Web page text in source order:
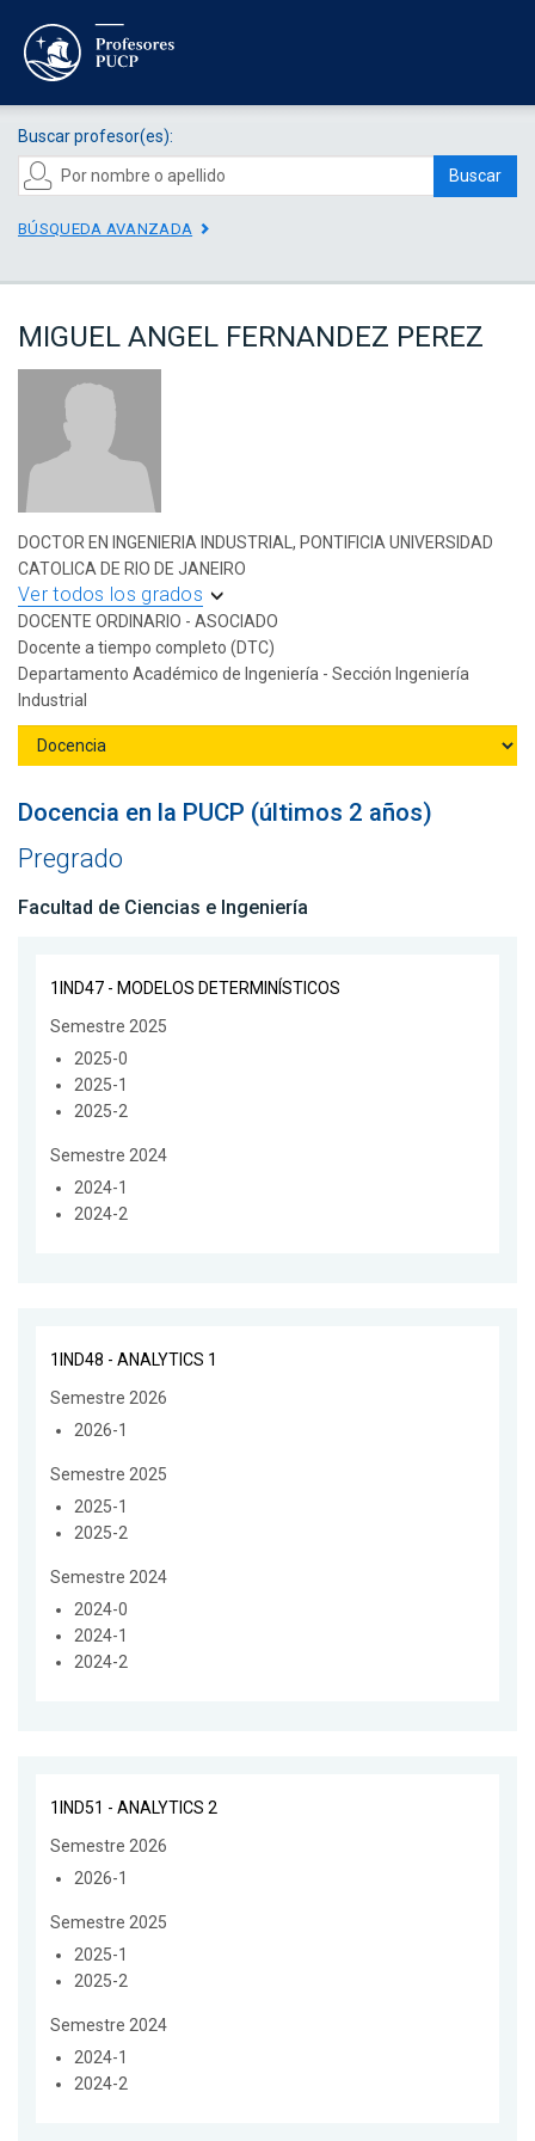
Buscar profesor(es):
Buscar
BÚSQUEDA AVANZADA
MIGUEL ANGEL FERNANDEZ PEREZ
DOCTOR EN INGENIERIA INDUSTRIAL, PONTIFICIA UNIVERSIDAD
CATOLICA DE RIO DE JANEIRO
Ver todos los grados
DOCENTE ORDINARIO - ASOCIADO
Docente a tiempo completo (DTC)
Departamento Académico de Ingeniería - Sección Ingeniería
Industrial
Docencia en la PUCP (últimos 2 años)
Pregrado
Facultad de Ciencias e Ingeniería
1IND47 - MODELOS DETERMINÍSTICOS
Semestre 2025
2025-0
2025-1
2025-2
Semestre 2024
2024-1
2024-2
1IND48 - ANALYTICS 1
Semestre 2026
2026-1
Semestre 2025
2025-1
2025-2
Semestre 2024
2024-0
2024-1
2024-2
1IND51 - ANALYTICS 2
Semestre 2026
2026-1
Semestre 2025
2025-1
2025-2
Semestre 2024
2024-1
2024-2